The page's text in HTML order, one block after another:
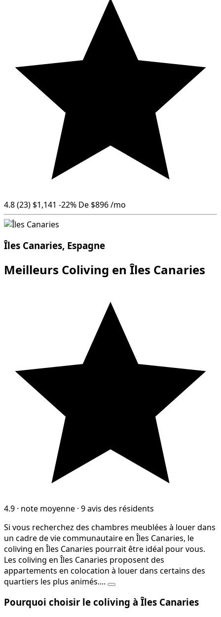
4.8(23) $1,141 -22% De $896/mo
Îles Canaries, Espagne
Meilleurs Coliving en Îles Canaries
4.9 · note moyenne · 9 avis des résidents
Si vous recherchez des chambres meublées à louer dans
un cadre de vie communautaire en Îles Canaries, le
coliving en Îles Canaries pourrait être idéal pour vous.
Les coliving en Îles Canaries proposent des
appartements en colocation à louer dans certains des
quartiers les plus animés....
Pourquoi choisir le coliving à Îles Canaries